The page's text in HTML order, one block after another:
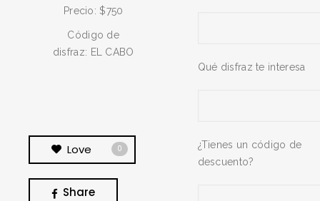
Precio: $750
Código de
disfraz: EL CABO
Love 0
Share
Qué disfraz te interesa
¿Tienes un código de
descuento?